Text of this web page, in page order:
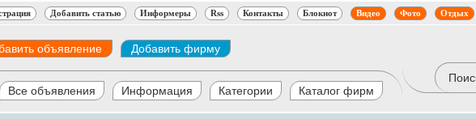
Добавить статью Информеры Rss Контакты Блокнот Видео Фото Отдых
объявление Добавить фирму
Все объявления Информация Категории Каталог фирм